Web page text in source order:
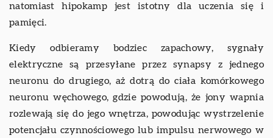
natomiast hipokamp jest istotny dla uczenia się i
pamięci.
Kiedy odbieramy bodziec zapachowy, sygnały
elektryczne są przesyłane przez synapsy z jednego
neuronu do drugiego, aż dotrą do ciała komórkowego
neuronu węchowego, gdzie powodują, że jony wapnia
rozlewają się do jego wnętrza, powodując wystrzelenie
potencjału czynnościowego lub impulsu nerwowego w